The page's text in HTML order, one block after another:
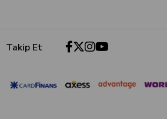
Takip Et